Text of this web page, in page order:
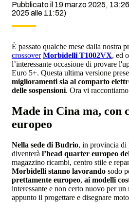
Pubblicato il 19 marzo 2025, 13:26
2025 alle 11:52)
È passato qualche mese dalla nostra
crossover Morbidelli T1002VX, ed
l’interessante occasione di provare
Euro 5+. Questa ultima versione
miglioramenti sia al comparto
delle sospensioni. Ora vi
Made in Cina ma, con
europeo
Nella sede di Budrio, in provincia di
diventerà l’head quarter europeo
magazzino ricambi, centro stile e
Morbidelli stanno lavorando sodo
prettamente europeo, ai modelli
interessante e non certo nuovo per un
appunto il progettare e disegnare